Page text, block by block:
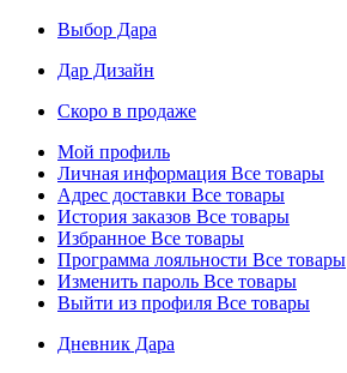
Выбор Дара
Дар Дизайн
Скоро в продаже
Мой профиль
Личная информация Все товары
Адрес доставки Все товары
История заказов Все товары
Избранное Все товары
Программа лояльности Все товары
Изменить пароль Все товары
Выйти из профиля Все товары
Дневник Дара